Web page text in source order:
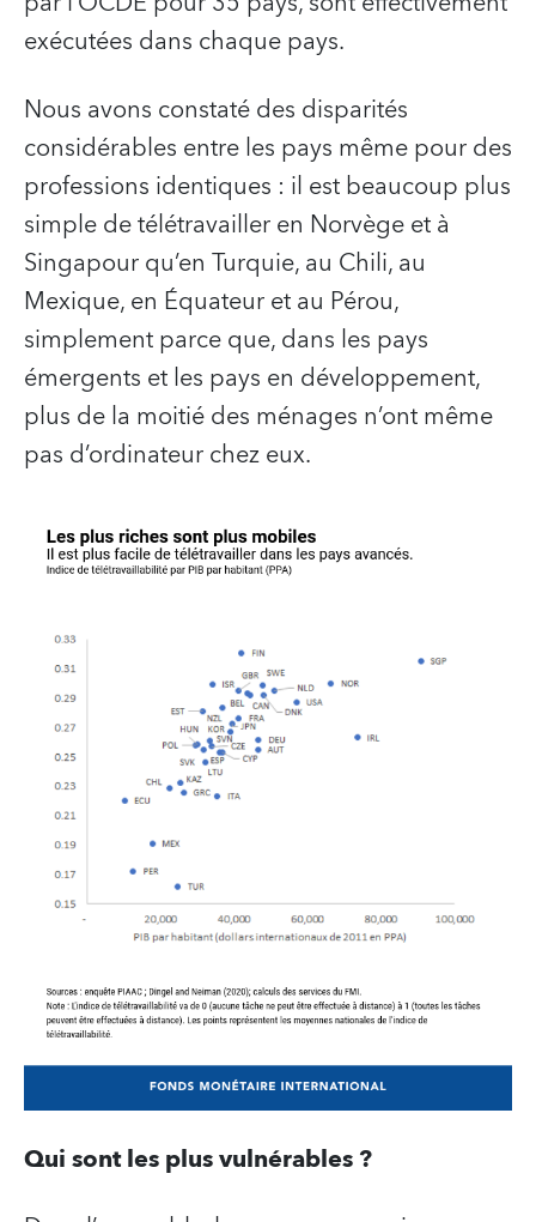
exécutées dans chaque pays.
Nous avons constaté des disparités
considérables entre les pays même pour des
professions identiques : il est beaucoup plus
simple de télétravailler en Norvège et à
Singapour qu’en Turquie, au Chili, au
Mexique, en Équateur et au Pérou,
simplement parce que, dans les pays
émergents et les pays en développement,
plus de la moitié des ménages n’ont même
pas d’ordinateur chez eux.
Qui sont les plus vulnérables ?